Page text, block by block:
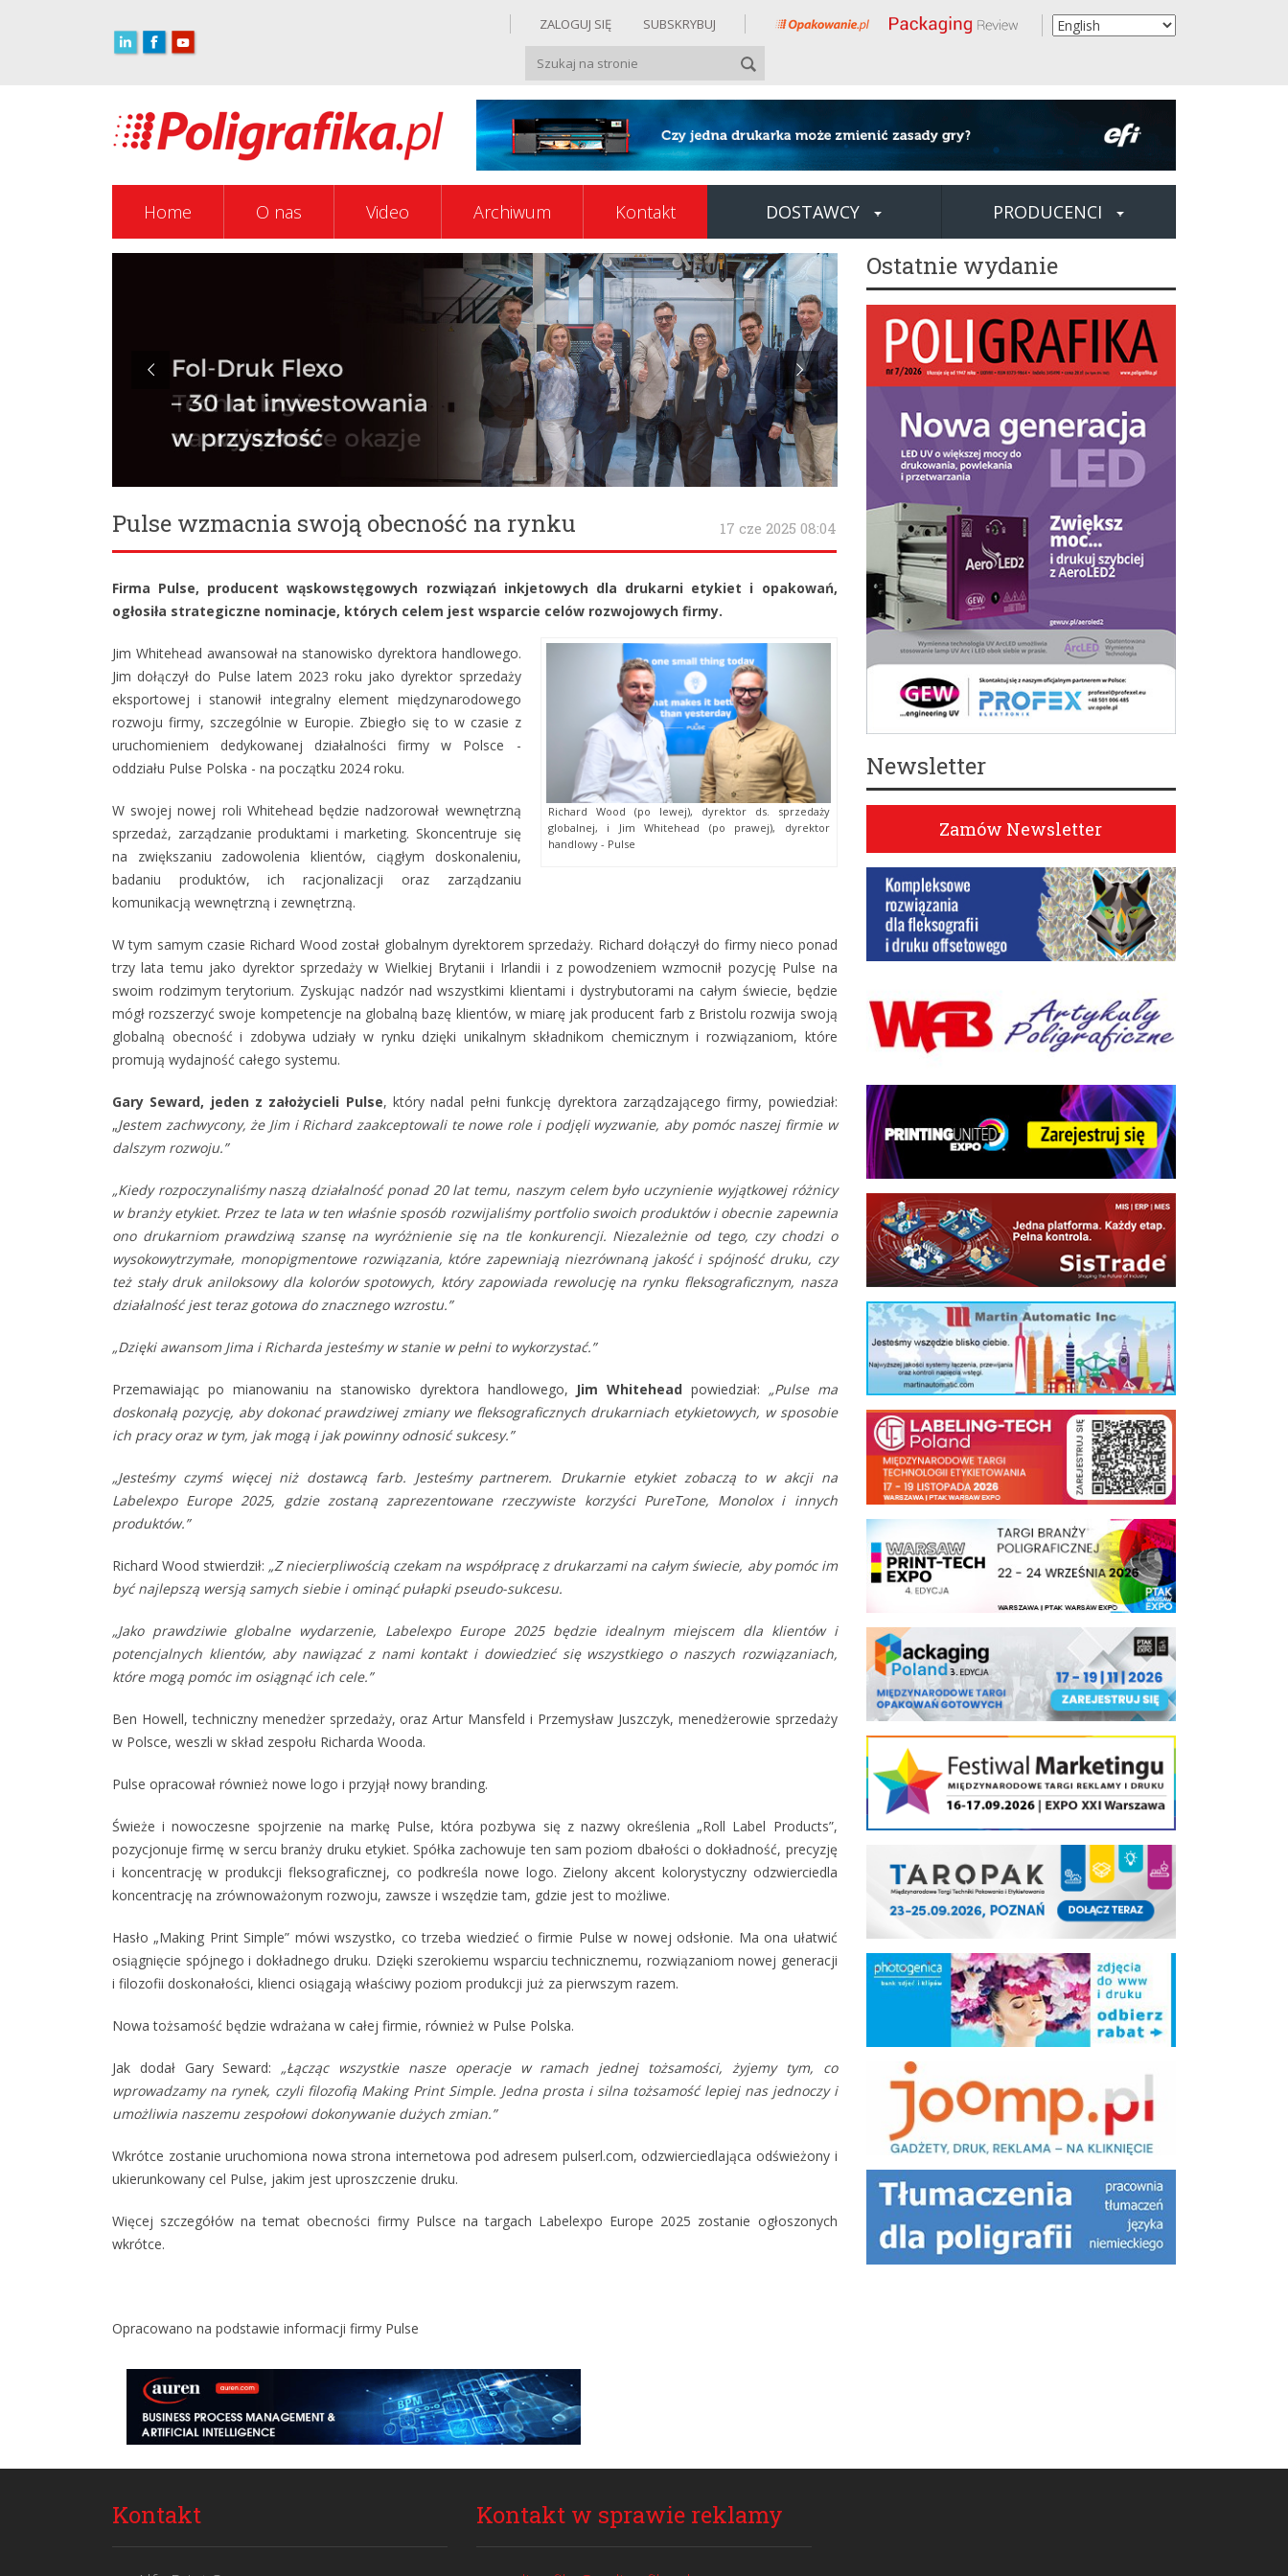
ZALOGUJ SIĘ SUBSKRYBUJ
Home O nas Video Archiwum Kontakt DOSTAWCY PRODUCENCI
Pulse wzmacnia swoją obecność na rynku 17 cze 2025 08:04
Firma Pulse, producent wąskowstęgowych rozwiązań inkjetowych dla drukarni etykiet i opakowań,
ogłosiła strategiczne nominacje, których celem jest wsparcie celów rozwojowych firmy.
Richard Wood (po lewej), dyrektor ds. sprzedaży
globalnej, i Jim Whitehead (po prawej), dyrektor
handlowy - Pulse
Jim Whitehead awansował na stanowisko dyrektora handlowego.
Jim dołączył do Pulse latem 2023 roku jako dyrektor sprzedaży
eksportowej i stanowił integralny element międzynarodowego
rozwoju firmy, szczególnie w Europie. Zbiegło się to w czasie z
uruchomieniem dedykowanej działalności firmy w Polsce -
oddziału Pulse Polska - na początku 2024 roku.
W swojej nowej roli Whitehead będzie nadzorował wewnętrzną
sprzedaż, zarządzanie produktami i marketing. Skoncentruje się
na zwiększaniu zadowolenia klientów, ciągłym doskonaleniu,
badaniu produktów, ich racjonalizacji oraz zarządzaniu
komunikacją wewnętrzną i zewnętrzną.
W tym samym czasie Richard Wood został globalnym dyrektorem sprzedaży. Richard dołączył do firmy nieco ponad
trzy lata temu jako dyrektor sprzedaży w Wielkiej Brytanii i Irlandii i z powodzeniem wzmocnił pozycję Pulse na
swoim rodzimym terytorium. Zyskując nadzór nad wszystkimi klientami i dystrybutorami na całym świecie, będzie
mógł rozszerzyć swoje kompetencje na globalną bazę klientów, w miarę jak producent farb z Bristolu rozwija swoją
globalną obecność i zdobywa udziały w rynku dzięki unikalnym składnikom chemicznym i rozwiązaniom, które
promują wydajność całego systemu.
Gary Seward, jeden z założycieli Pulse, który nadal pełni funkcję dyrektora zarządzającego firmy, powiedział:
„Jestem zachwycony, że Jim i Richard zaakceptowali te nowe role i podjęli wyzwanie, aby pomóc naszej firmie w
dalszym rozwoju.”
„Kiedy rozpoczynaliśmy naszą działalność ponad 20 lat temu, naszym celem było uczynienie wyjątkowej różnicy
w branży etykiet. Przez te lata w ten właśnie sposób rozwijaliśmy portfolio swoich produktów i obecnie zapewnia
ono drukarniom prawdziwą szansę na wyróżnienie się na tle konkurencji. Niezależnie od tego, czy chodzi o
wysokowytrzymałe, monopigmentowe rozwiązania, które zapewniają niezrównaną jakość i spójność druku, czy
też stały druk aniloksowy dla kolorów spotowych, który zapowiada rewolucję na rynku fleksograficznym, nasza
działalność jest teraz gotowa do znacznego wzrostu.”
„Dzięki awansom Jima i Richarda jesteśmy w stanie w pełni to wykorzystać.”
Przemawiając po mianowaniu na stanowisko dyrektora handlowego, Jim Whitehead powiedział: „Pulse ma
doskonałą pozycję, aby dokonać prawdziwej zmiany we fleksograficznych drukarniach etykietowych, w sposobie
ich pracy oraz w tym, jak mogą i jak powinny odnosić sukcesy.”
„Jesteśmy czymś więcej niż dostawcą farb. Jesteśmy partnerem. Drukarnie etykiet zobaczą to w akcji na
Labelexpo Europe 2025, gdzie zostaną zaprezentowane rzeczywiste korzyści PureTone, Monolox i innych
produktów.”
Richard Wood stwierdził: „Z niecierpliwością czekam na współpracę z drukarzami na całym świecie, aby pomóc im
być najlepszą wersją samych siebie i ominąć pułapki pseudo-sukcesu.
„Jako prawdziwie globalne wydarzenie, Labelexpo Europe 2025 będzie idealnym miejscem dla klientów i
potencjalnych klientów, aby nawiązać z nami kontakt i dowiedzieć się wszystkiego o naszych rozwiązaniach,
które mogą pomóc im osiągnąć ich cele.”
Ben Howell, techniczny menedżer sprzedaży, oraz Artur Mansfeld i Przemysław Juszczyk, menedżerowie sprzedaży
w Polsce, weszli w skład zespołu Richarda Wooda.
Pulse opracował również nowe logo i przyjął nowy branding.
Świeże i nowoczesne spojrzenie na markę Pulse, która pozbywa się z nazwy określenia „Roll Label Products”,
pozycjonuje firmę w sercu branży druku etykiet. Spółka zachowuje ten sam poziom dbałości o dokładność, precyzję
i koncentrację w produkcji fleksograficznej, co podkreśla nowe logo. Zielony akcent kolorystyczny odzwierciedla
koncentrację na zrównoważonym rozwoju, zawsze i wszędzie tam, gdzie jest to możliwe.
Hasło „Making Print Simple” mówi wszystko, co trzeba wiedzieć o firmie Pulse w nowej odsłonie. Ma ona ułatwić
osiągnięcie spójnego i dokładnego druku. Dzięki szerokiemu wsparciu technicznemu, rozwiązaniom nowej generacji
i filozofii doskonałości, klienci osiągają właściwy poziom produkcji już za pierwszym razem.
Nowa tożsamość będzie wdrażana w całej firmie, również w Pulse Polska.
Jak dodał Gary Seward: „Łącząc wszystkie nasze operacje w ramach jednej tożsamości, żyjemy tym, co
wprowadzamy na rynek, czyli filozofią Making Print Simple. Jedna prosta i silna tożsamość lepiej nas jednoczy i
umożliwia naszemu zespołowi dokonywanie dużych zmian.”
Wkrótce zostanie uruchomiona nowa strona internetowa pod adresem pulserl.com, odzwierciedlająca odświeżony i
ukierunkowany cel Pulse, jakim jest uproszczenie druku.
Więcej szczegółów na temat obecności firmy Pulsce na targach Labelexpo Europe 2025 zostanie ogłoszonych
wkrótce.
Opracowano na podstawie informacji firmy Pulse
Ostatnie wydanie
Newsletter
Zamów Newsletter
Kontakt Kontakt w sprawie reklamy